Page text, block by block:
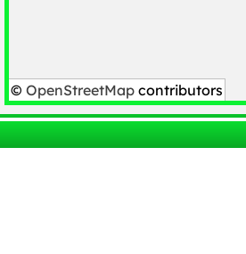
© OpenStreetMap contributors